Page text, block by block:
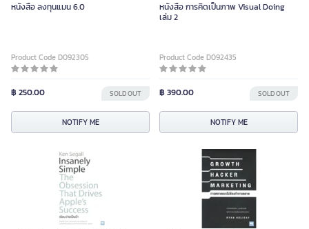
หนังสือ ลงทุนแมน 6.0
Product Code D092305
฿ 250.00 SOLD OUT
NOTIFY ME
หนังสือ การคิดเป็นภาพ Visual Doing
เล่ม 2
Product Code D092435
฿ 390.00 SOLD OUT
NOTIFY ME